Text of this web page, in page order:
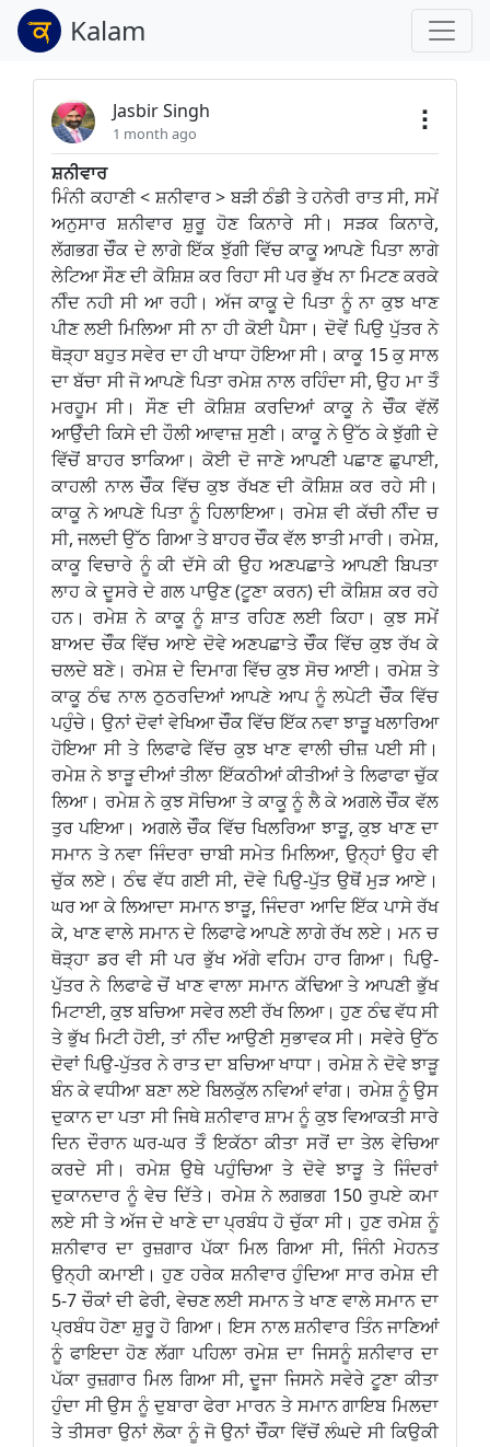
Kalam
Jasbir Singh
1 month ago
ਸ਼ਨੀਵਾਰ
ਮਿੰਨੀ ਕਹਾਣੀ < ਸ਼ਨੀਵਾਰ > ਬੜੀ ਠੰਡੀ ਤੇ ਹਨੇਰੀ ਰਾਤ ਸੀ, ਸਮੇਂ
ਅਨੁਸਾਰ ਸ਼ਨੀਵਾਰ ਸ਼ੁਰੂ ਹੋਣ ਕਿਨਾਰੇ ਸੀ। ਸੜਕ ਕਿਨਾਰੇ,
ਲੱਗਭਗ ਚੌੰਕ ਦੇ ਲਾਗੇ ਇੱਕ ਝੁੱਗੀ ਵਿੱਚ ਕਾਕੂ ਆਪਣੇ ਪਿਤਾ ਲਾਗੇ
ਲੇਟਿਆ ਸੌਣ ਦੀ ਕੋਸ਼ਿਸ਼ ਕਰ ਰਿਹਾ ਸੀ ਪਰ ਭੁੱਖ ਨਾ ਮਿਟਣ ਕਰਕੇ
ਨੀੰਦ ਨਹੀ ਸੀ ਆ ਰਹੀ। ਅੱਜ ਕਾਕੂ ਦੇ ਪਿਤਾ ਨੂੰ ਨਾ ਕੁਝ ਖਾਣ
ਪੀਣ ਲਈ ਮਿਲਿਆ ਸੀ ਨਾ ਹੀ ਕੋਈ ਪੈਸਾ। ਦੋਵੇਂ ਪਿਉ ਪੁੱਤਰ ਨੇ
ਥੋੜ੍ਹਾ ਬਹੁਤ ਸਵੇਰ ਦਾ ਹੀ ਖਾਧਾ ਹੋਇਆ ਸੀ। ਕਾਕੂ 15 ਕੁ ਸਾਲ
ਦਾ ਬੱਚਾ ਸੀ ਜੋ ਆਪਣੇ ਪਿਤਾ ਰਮੇਸ਼ ਨਾਲ ਰਹਿੰਦਾ ਸੀ, ਉਹ ਮਾ ਤੋੰ
ਮਰਹੂਮ ਸੀ। ਸੌਣ ਦੀ ਕੋਸ਼ਿਸ਼ ਕਰਦਿਆਂ ਕਾਕੂ ਨੇ ਚੌੰਕ ਵੱਲੋਂ
ਆਉੰਦੀ ਕਿਸੇ ਦੀ ਹੌਲੀ ਆਵਾਜ਼ ਸੁਣੀ। ਕਾਕੂ ਨੇ ਉੱਠ ਕੇ ਝੁੱਗੀ ਦੇ
ਵਿੱਚੋਂ ਬਾਹਰ ਝਾਕਿਆ। ਕੋਈ ਦੋ ਜਾਣੇ ਆਪਣੀ ਪਛਾਣ ਛੁਪਾਈ,
ਕਾਹਲੀ ਨਾਲ ਚੌੰਕ ਵਿੱਚ ਕੁਝ ਰੱਖਣ ਦੀ ਕੋਸ਼ਿਸ਼ ਕਰ ਰਹੇ ਸੀ।
ਕਾਕੂ ਨੇ ਆਪਣੇ ਪਿਤਾ ਨੂੰ ਹਿਲਾਇਆ। ਰਮੇਸ਼ ਵੀ ਕੱਚੀ ਨੀੰਦ ਚ
ਸੀ, ਜਲਦੀ ਉੱਠ ਗਿਆ ਤੇ ਬਾਹਰ ਚੌੰਕ ਵੱਲ ਝਾਤੀ ਮਾਰੀ। ਰਮੇਸ਼,
ਕਾਕੂ ਵਿਚਾਰੇ ਨੂੰ ਕੀ ਦੱਸੇ ਕੀ ਉਹ ਅਣਪਛਾਤੇ ਆਪਣੀ ਬਿਪਤਾ
ਲਾਹ ਕੇ ਦੂਸਰੇ ਦੇ ਗਲ ਪਾਉਣ (ਟੂਣਾ ਕਰਨ) ਦੀ ਕੋਸ਼ਿਸ਼ ਕਰ ਰਹੇ
ਹਨ। ਰਮੇਸ਼ ਨੇ ਕਾਕੂ ਨੂੰ ਸ਼ਾਤ ਰਹਿਣ ਲਈ ਕਿਹਾ। ਕੁਝ ਸਮੇਂ
ਬਾਅਦ ਚੌੰਕ ਵਿੱਚ ਆਏ ਦੋਵੇ ਅਣਪਛਾਤੇ ਚੌੰਕ ਵਿੱਚ ਕੁਝ ਰੱਖ ਕੇ
ਚਲਦੇ ਬਣੇ। ਰਮੇਸ਼ ਦੇ ਦਿਮਾਗ ਵਿੱਚ ਕੁਝ ਸੋਚ ਆਈ। ਰਮੇਸ਼ ਤੇ
ਕਾਕੂ ਠੰਢ ਨਾਲ ਠੁਠਰਦਿਆਂ ਆਪਣੇ ਆਪ ਨੂੰ ਲਪੇਟੀ ਚੌੰਕ ਵਿੱਚ
ਪਹੁੰਚੇ। ਉਨਾਂ ਦੋਵਾਂ ਵੇਖਿਆ ਚੌੰਕ ਵਿੱਚ ਇੱਕ ਨਵਾ ਝਾੜੂ ਖਲਾਰਿਆ
ਹੋਇਆ ਸੀ ਤੇ ਲਿਫਾਫੇ ਵਿੱਚ ਕੁਝ ਖਾਣ ਵਾਲੀ ਚੀਜ਼ ਪਈ ਸੀ।
ਰਮੇਸ਼ ਨੇ ਝਾੜੂ ਦੀਆਂ ਤੀਲਾ ਇੱਕਠੀਆਂ ਕੀਤੀਆਂ ਤੇ ਲਿਫਾਫਾ ਚੁੱਕ
ਲਿਆ। ਰਮੇਸ਼ ਨੇ ਕੁਝ ਸੋਚਿਆ ਤੇ ਕਾਕੂ ਨੂੰ ਲੈ ਕੇ ਅਗਲੇ ਚੌੰਕ ਵੱਲ
ਤੁਰ ਪਇਆ। ਅਗਲੇ ਚੌੰਕ ਵਿੱਚ ਖਿਲਰਿਆ ਝਾੜੂ, ਕੁਝ ਖਾਣ ਦਾ
ਸਮਾਨ ਤੇ ਨਵਾ ਜਿੰਦਰਾ ਚਾਬੀ ਸਮੇਤ ਮਿਲਿਆ, ਉਨ੍ਹਾਂ ਉਹ ਵੀ
ਚੁੱਕ ਲਏ। ਠੰਢ ਵੱਧ ਗਈ ਸੀ, ਦੋਵੇ ਪਿਉ-ਪੁੱਤ ਉਥੋਂ ਮੁੜ ਆਏ।
ਘਰ ਆ ਕੇ ਲਿਆਦਾ ਸਮਾਨ ਝਾੜੂ, ਜਿੰਦਰਾ ਆਦਿ ਇੱਕ ਪਾਸੇ ਰੱਖ
ਕੇ, ਖਾਣ ਵਾਲੇ ਸਮਾਨ ਦੇ ਲਿਫਾਫੇ ਆਪਣੇ ਲਾਗੇ ਰੱਖ ਲਏ। ਮਨ ਚ
ਥੋੜ੍ਹਾ ਡਰ ਵੀ ਸੀ ਪਰ ਭੁੱਖ ਅੱਗੇ ਵਹਿਮ ਹਾਰ ਗਿਆ। ਪਿਉ-
ਪੁੱਤਰ ਨੇ ਲਿਫਾਫੇ ਚੋਂ ਖਾਣ ਵਾਲਾ ਸਮਾਨ ਕੱਢਿਆ ਤੇ ਆਪਣੀ ਭੁੱਖ
ਮਿਟਾਈ, ਕੁਝ ਬਚਿਆ ਸਵੇਰ ਲਈ ਰੱਖ ਲਿਆ। ਹੁਣ ਠੰਢ ਵੱਧ ਸੀ
ਤੇ ਭੁੱਖ ਮਿਟੀ ਹੋਈ, ਤਾਂ ਨੀੰਦ ਆਉਣੀ ਸੁਭਾਵਕ ਸੀ। ਸਵੇਰੇ ਉੱਠ
ਦੋਵਾਂ ਪਿਉ-ਪੁੱਤਰ ਨੇ ਰਾਤ ਦਾ ਬਚਿਆ ਖਾਧਾ। ਰਮੇਸ਼ ਨੇ ਦੋਵੇ ਝਾੜੂ
ਬੰਨ ਕੇ ਵਧੀਆ ਬਣਾ ਲਏ ਬਿਲਕੁੱਲ ਨਵਿਆਂ ਵਾਂਗ। ਰਮੇਸ਼ ਨੂੰ ਉਸ
ਦੁਕਾਨ ਦਾ ਪਤਾ ਸੀ ਜਿਥੇ ਸ਼ਨੀਵਾਰ ਸ਼ਾਮ ਨੂੰ ਕੁਝ ਵਿਆਕਤੀ ਸਾਰੇ
ਦਿਨ ਦੌਰਾਨ ਘਰ-ਘਰ ਤੋੰ ਇਕੱਠਾ ਕੀਤਾ ਸਰੋਂ ਦਾ ਤੇਲ ਵੇਚਿਆ
ਕਰਦੇ ਸੀ। ਰਮੇਸ਼ ਉਥੇ ਪਹੁੰਚਿਆ ਤੇ ਦੋਵੇ ਝਾੜੂ ਤੇ ਜਿੰਦਰਾਂ
ਦੁਕਾਨਦਾਰ ਨੂੰ ਵੇਚ ਦਿੱਤੇ। ਰਮੇਸ਼ ਨੇ ਲਗਭਗ 150 ਰੁਪਏ ਕਮਾ
ਲਏ ਸੀ ਤੇ ਅੱਜ ਦੇ ਖਾਣੇ ਦਾ ਪ੍ਰਬੰਧ ਹੋ ਚੁੱਕਾ ਸੀ। ਹੁਣ ਰਮੇਸ਼ ਨੂੰ
ਸ਼ਨੀਵਾਰ ਦਾ ਰੁਜ਼ਗਾਰ ਪੱਕਾ ਮਿਲ ਗਿਆ ਸੀ, ਜਿੰਨੀ ਮੇਹਨਤ
ਉਨ੍ਹੀ ਕਮਾਈ। ਹੁਣ ਹਰੇਕ ਸ਼ਨੀਵਾਰ ਹੁੰਦਿਆ ਸਾਰ ਰਮੇਸ਼ ਦੀ
5-7 ਚੌਕਾਂ ਦੀ ਫੇਰੀ, ਵੇਚਣ ਲਈ ਸਮਾਨ ਤੇ ਖਾਣ ਵਾਲੇ ਸਮਾਨ ਦਾ
ਪ੍ਰਬੰਧ ਹੋਣਾ ਸ਼ੁਰੂ ਹੋ ਗਿਆ। ਇਸ ਨਾਲ ਸ਼ਨੀਵਾਰ ਤਿੰਨ ਜਾਣਿਆਂ
ਨੂੰ ਫਾਇਦਾ ਹੋਣ ਲੱਗਾ ਪਹਿਲਾ ਰਮੇਸ਼ ਦਾ ਜਿਸਨੂੰ ਸ਼ਨੀਵਾਰ ਦਾ
ਪੱਕਾ ਰੁਜ਼ਗਾਰ ਮਿਲ ਗਿਆ ਸੀ, ਦੂਜਾ ਜਿਸਨੇ ਸਵੇਰੇ ਟੂਣਾ ਕੀਤਾ
ਹੁੰਦਾ ਸੀ ਉਸ ਨੂੰ ਦੁਬਾਰਾ ਫੇਰਾ ਮਾਰਨ ਤੇ ਸਮਾਨ ਗਾਇਬ ਮਿਲਦਾ
ਤੇ ਤੀਸਰਾ ਉਨਾਂ ਲੋਕਾ ਨੂੰ ਜੋ ਉਨਾਂ ਚੌੰਕਾ ਵਿੱਚੋਂ ਲੰਘਦੇ ਸੀ ਕਿਉਕੀ